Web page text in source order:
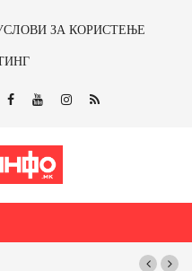
ЗА КОРИСТЕЊЕ